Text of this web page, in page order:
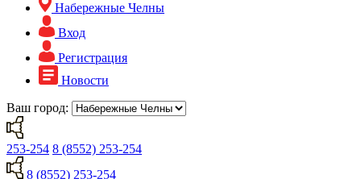
Набережные Челны
Вход
Регистрация
Новости
Ваш город:
253-254 8 (8552) 253-254
8 (8552) 253-254